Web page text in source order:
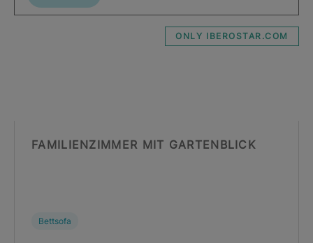
ONLY IBEROSTAR.COM
FAMILIENZIMMER MIT GARTENBLICK
Bettsofa